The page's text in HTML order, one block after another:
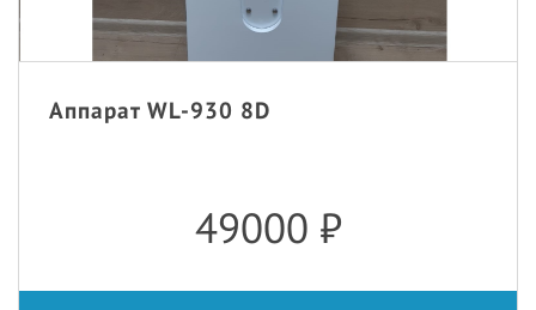
Аппарат WL-930 8D
49000 ₽